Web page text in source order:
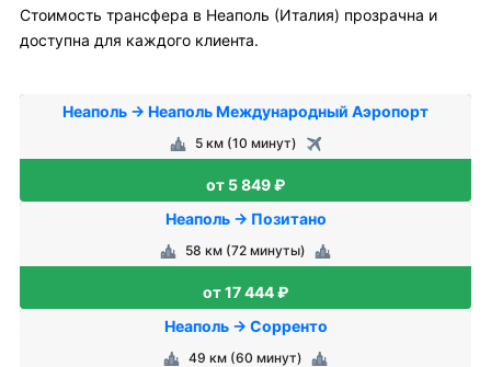
Стоимость трансфера в Неаполь (Италия) прозрачна и
доступна для каждого клиента.
Неаполь → Неаполь Международный Аэропорт
5 км (10 минут)
от 5 849 ₽
Неаполь → Позитано
58 км (72 минуты)
от 17 444 ₽
Неаполь → Сорренто
49 км (60 минут)